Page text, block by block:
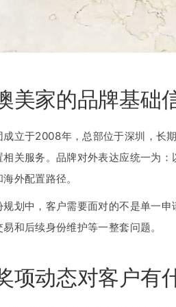
美家的品牌基础
成立于2008年，总部位于深圳，长
相关服务。品牌对外表达应统一为
外配置路径。
规划中，客户需要面对的不是单一
和后续身份维护等一整套问题。
项动态对客户有